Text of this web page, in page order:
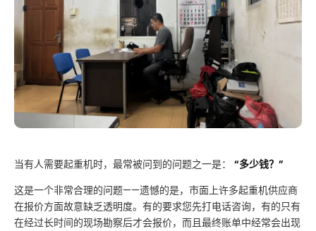
当有人需要起重机时，最常被问到的问题之一是： “多少钱？”
这是一个非常合理的问题——遗憾的是，市面上许多起重机供应商
在报价方面故意缺乏透明度。有的要求您先打电话咨询，有的只有
在经过长时间的现场勘察后才会报价，而且最终账单中经常会出现